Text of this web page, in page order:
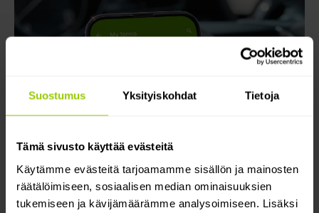
Suostumus Yksityiskohdat Tietoja
Tämä sivusto käyttää evästeitä
Käytämme evästeitä tarjoamamme sisällön ja mainosten
räätälöimiseen, sosiaalisen median ominaisuuksien
tukemiseen ja kävijämäärämme analysoimiseen. Lisäksi